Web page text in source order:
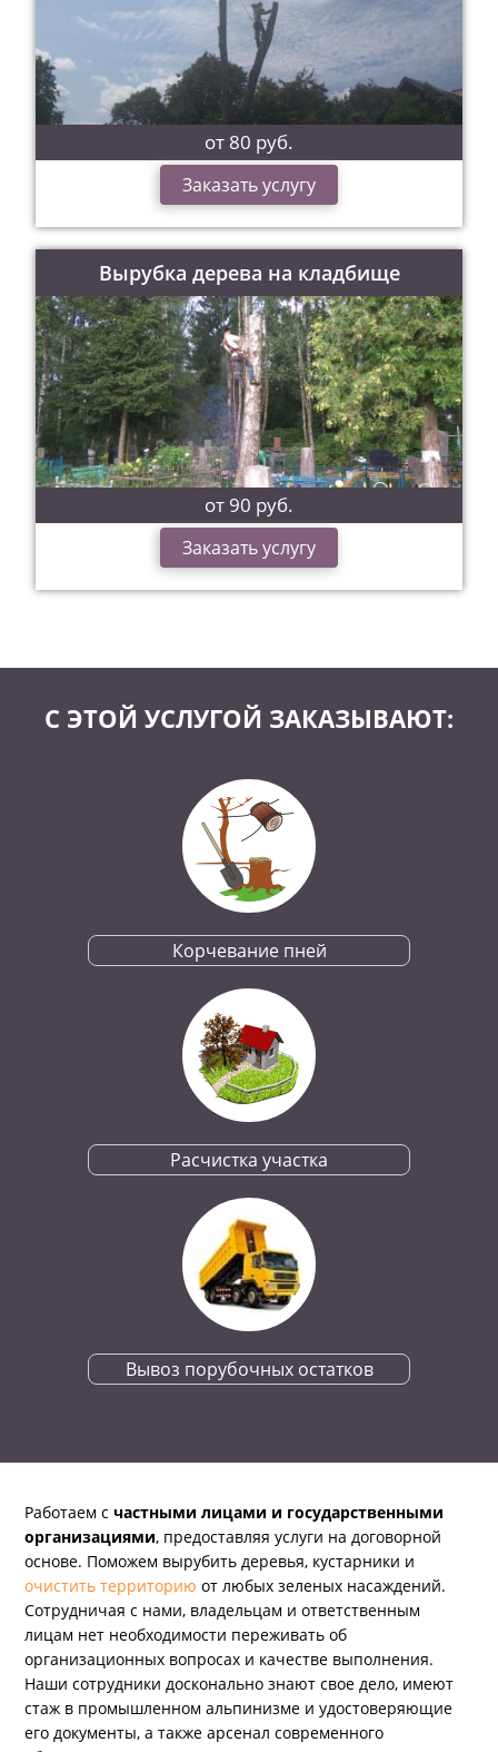
от 80 руб.
Заказать услугу
Вырубка дерева на кладбище
от 90 руб.
Заказать услугу
С ЭТОЙ УСЛУГОЙ ЗАКАЗЫВАЮТ:
Корчевание пней
Расчистка участка
Вывоз порубочных остатков
Работаем счастными лицами и государственными
организациями, предоставляя услуги на договорной
основе. Поможем вырубить деревья, кустарники и
очистить территорию от любых зеленых насаждений.
Сотрудничая с нами, владельцам и ответственным
лицам нет необходимости переживать об
организационных вопросах и качестве выполнения.
Наши сотрудники досконально знают свое дело, имеют
стаж в промышленном альпинизме и удостоверяющие
его документы, а также арсенал современного